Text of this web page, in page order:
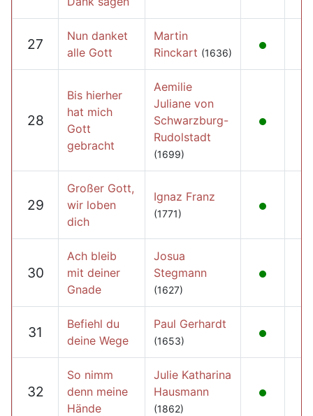
27
Nun danket
alle Gott
Martin
Rinckart (1636)
28
Bis hierher
hat mich
Gott
gebracht
Aemilie
Juliane von
Schwarzburg-
Rudolstadt
(1699)
29
Großer Gott,
wir loben
dich
Ignaz Franz
(1771)
30
Ach bleib
mit deiner
Gnade
Josua
Stegmann
(1627)
31
Befiehl du
deine Wege
Paul Gerhardt
(1653)
32
So nimm
denn meine
Hände
Julie Katharina
Hausmann
(1862)